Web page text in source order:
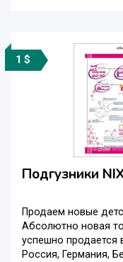
1 $
Подгузники
Продаем новые
Абсолютно новая
успешно продается
Россия, Германия,